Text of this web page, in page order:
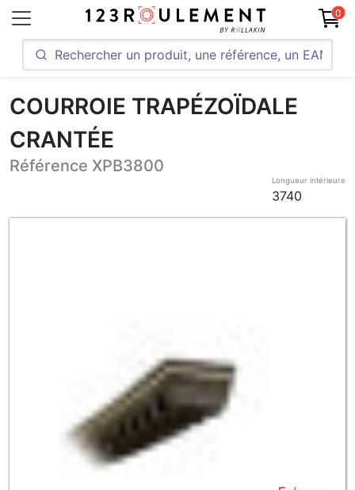
0
COURROIE TRAPÉZOÏDALE
CRANTÉE
Référence XPB3800
Longueur intérieure
3740